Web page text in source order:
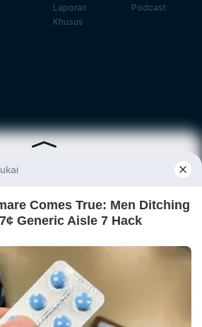
Laporan
Khusus
Podcast
Daftar
Karier
Pedoman Media Siber
Disclaimer Hubungi Kami